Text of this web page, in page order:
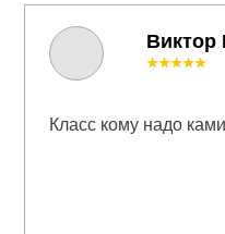
★★★★★
Класс кому надо
Виктор